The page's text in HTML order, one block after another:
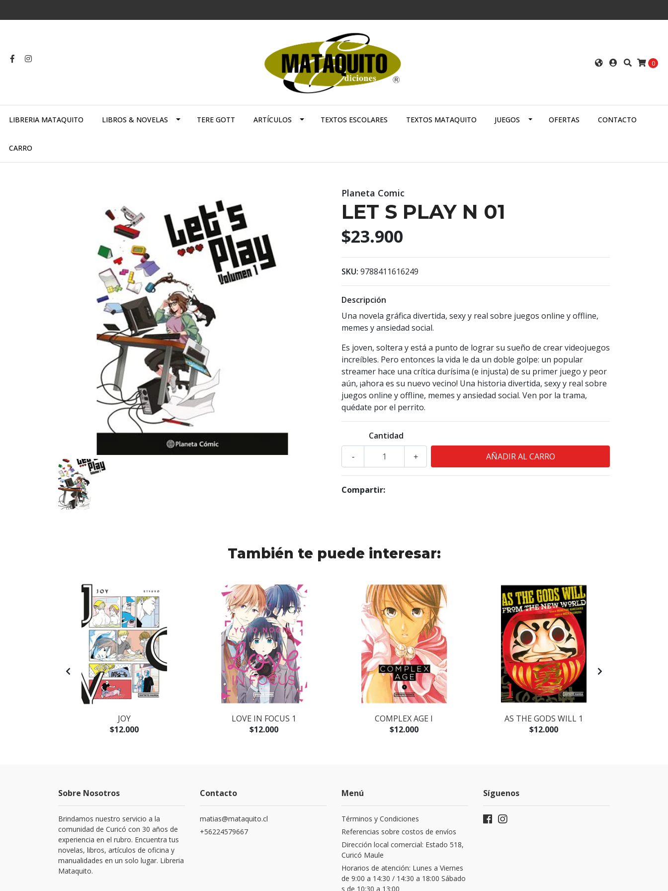
0
LIBRERIA MATAQUITO LIBROS & NOVELAS TERE GOTT ARTÍCULOS TEXTOS ESCOLARES TEXTOS MATAQUITO JUEGOS OFERTAS CONTACTO
CARRO
Planeta Comic
LET S PLAY N 01
$23.900
SKU: 9788411616249
Descripción
Una novela gráfica divertida, sexy y real sobre juegos online y offline,
memes y ansiedad social.
Es joven, soltera y está a punto de lograr su sueño de crear videojuegos
increíbles. Pero entonces la vida le da un doble golpe: un popular
streamer hace una crítica durísima (e injusta) de su primer juego y peor
aún, ¡ahora es su nuevo vecino! Una historia divertida, sexy y real sobre
juegos online y offline, memes y ansiedad social. Ven por la trama,
quédate por el perrito.
Cantidad
+
-
Compartir:
También te puede interesar:
JOY
$12.000
LOVE IN FOCUS 1
$12.000
COMPLEX AGE I
$12.000
AS THE GODS WILL 1
$12.000
Sobre Nosotros
Brindamos nuestro servicio a la
comunidad de Curicó con 30 años de
experiencia en el rubro. Encuentra tus
novelas, libros, artículos de oficina y
manualidades en un solo lugar. Libreria
Mataquito.
Contacto
matias@mataquito.cl
+56224579667
Menú
Términos y Condiciones
Referencias sobre costos de envíos
Dirección local comercial: Estado 518,
Curicó Maule
Horarios de atención: Lunes a Viernes
de 9:00 a 14:30 / 14:30 a 18:00 Sábado
s de 10:30 a 13:00
Síguenos